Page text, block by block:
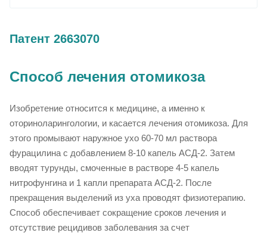
Патент 2663070
Способ лечения отомикоза
Изобретение относится к медицине, а именно к
оториноларингологии, и касается лечения отомикоза. Для
этого промывают наружное ухо 60-70 мл раствора
фурацилина с добавлением 8-10 капель АСД-2. Затем
вводят турунды, смоченные в растворе 4-5 капель
нитрофунгина и 1 капли препарата АСД-2. После
прекращения выделений из уха проводят физиотерапию.
Способ обеспечивает сокращение сроков лечения и
отсутствие рецидивов заболевания за счет